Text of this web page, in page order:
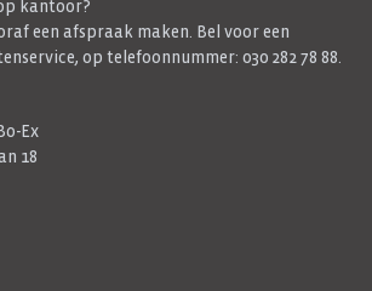
kantoor?
een afspraak maken. Bel voor een
op telefoonnummer: 030 282 78 88.
Ex
18